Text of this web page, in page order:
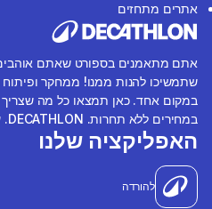
אתרים מתחזים
אתם מתאמנים בספורט שאתם אוהבים,
שתמשיכו להנות ממנו! ממחקר ופיתוח
במקום אחד. כאן תמצאו כל מה שצריך
במחירים ללא תחרות. DECATHLON. עושים ספורט יחד!
האפליקציה שלנו
להורדה